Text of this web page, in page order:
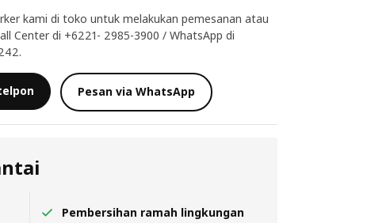
kami di toko untuk melakukan pemesanan atau
Center di +6221- 2985-3900 / WhatsApp di
Pesan via WhatsApp
Pembersihan ramah lingkungan